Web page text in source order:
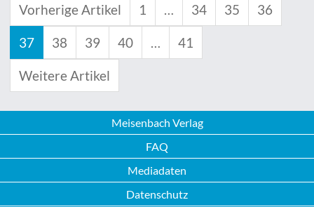
Vorherige Artikel 1 … 34 35 36
37 38 39 40 … 41
Weitere Artikel
Meisenbach Verlag
FAQ
Mediadaten
Datenschutz